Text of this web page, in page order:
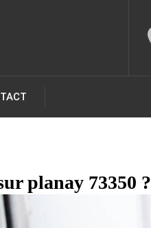
planay 73350 ?